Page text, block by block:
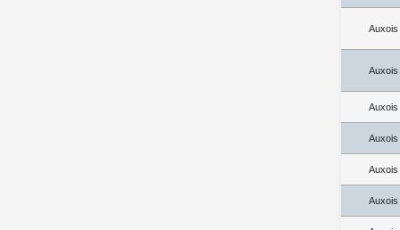
Auxois
Auxois
Auxois
Auxois
Auxois
Auxois